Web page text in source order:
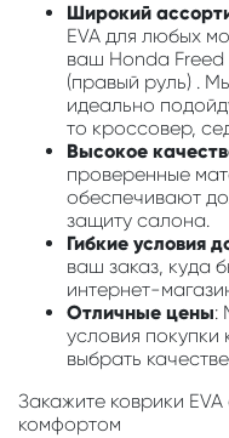
Широкий
EVA для любых
ваш Honda Freed
(правый руль) .
идеально
то кроссовер,
Высокое
проверенные
обеспечивают
защиту салона.
Гибкие условия
ваш заказ, куда
интернет-
Отличные цены:
условия покупки
выбрать
Закажите коврики
комфортом